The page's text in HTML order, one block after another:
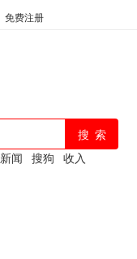
免费注册
新闻 搜狗 收入